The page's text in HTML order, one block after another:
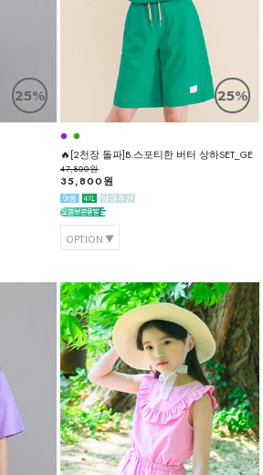
25% 25%
🔥[2천장 돌파]B.스포티한 버터 상하SET_GE
47,800원
35,800원
OPTION